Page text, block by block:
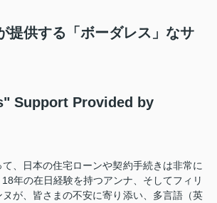
提供する「ボーダレス」なサ
Support Provided by
、日本の住宅ローンや契約手続きは非常に
年の在日経験を持つアンナ、そしてフィリ
が、皆さまの不安に寄り添い、多言語（英